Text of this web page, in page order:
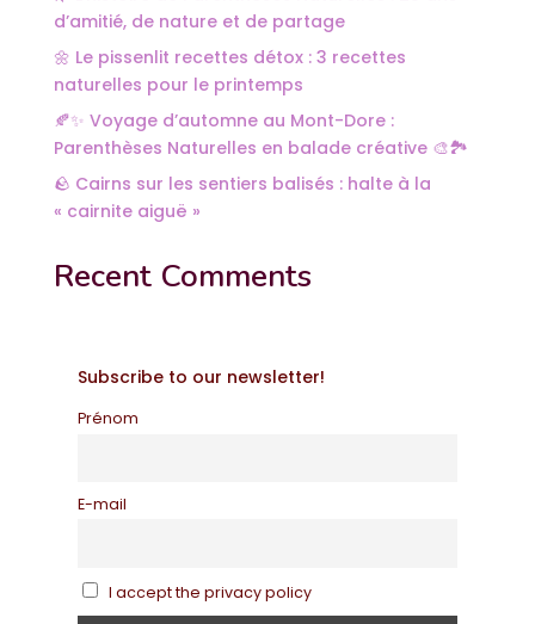
d’amitié, de nature et de partage
🌼 Le pissenlit recettes détox : 3 recettes
naturelles pour le printemps
🍂✨ Voyage d’automne au Mont-Dore :
Parenthèses Naturelles en balade créative 🎨🏞️
🪨 Cairns sur les sentiers balisés : halte à la
« cairnite aiguë »
Recent Comments
Subscribe to our newsletter!
Prénom
E-mail
I accept the privacy policy